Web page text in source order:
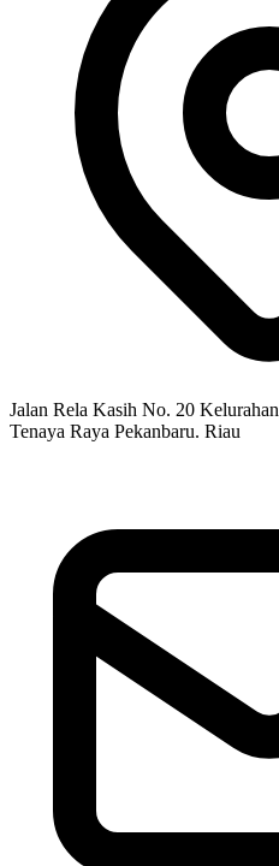
Jalan Rela Kasih No. 20
Tenaya Raya Pekanbaru. Riau